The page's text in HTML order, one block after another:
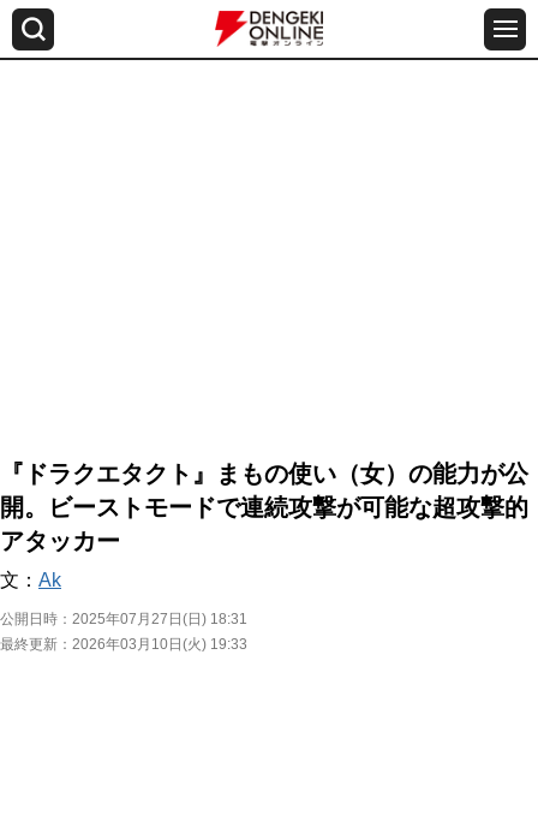
『ドラクエタクト』まもの使い（女）の能力が公
開。ビーストモードで連続攻撃が可能な超攻撃的
アタッカー
文： Ak
公開日時： 2025年07月27日(日) 18:31
最終更新： 2026年03月10日(火) 19:33